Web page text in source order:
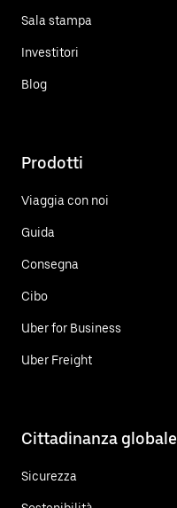
Sala stampa
Investitori
Blog
Prodotti
Viaggia con noi
Guida
Consegna
Cibo
Uber for Business
Uber Freight
Cittadinanza globale
Sicurezza